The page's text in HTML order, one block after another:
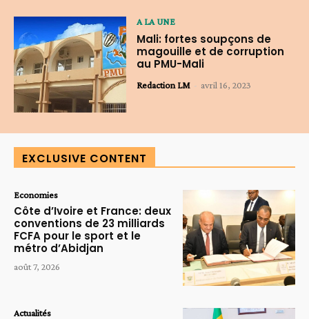
A LA UNE
Mali: fortes soupçons de
magouille et de corruption
au PMU-Mali
Redaction LM - avril 16, 2023
EXCLUSIVE CONTENT
Economies
Côte d’Ivoire et France: deux
conventions de 23 milliards
FCFA pour le sport et le
métro d’Abidjan
août 7, 2026
Actualités